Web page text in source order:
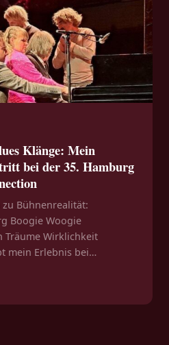
Klänge: Mein
bei der 35. Hamburg
Bühnenrealität:
Boogie Woogie
Träume Wirklichkeit
mein Erlebnis bei…